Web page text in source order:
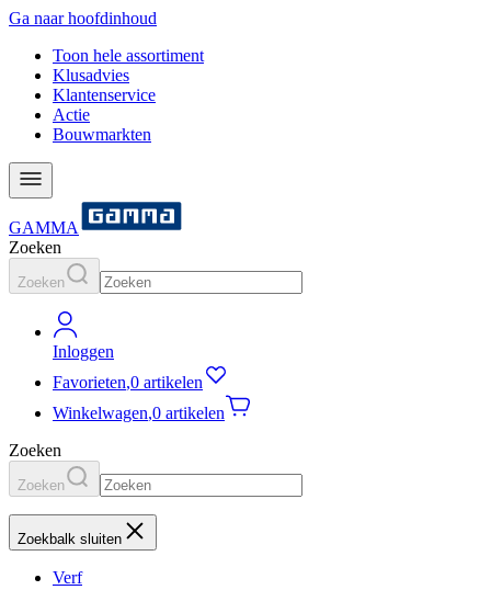
Ga naar hoofdinhoud
Toon hele assortiment
Klusadvies
Klantenservice
Actie
Bouwmarkten
GAMMA
Zoeken
Zoeken
Inloggen
Favorieten,0 artikelen
Winkelwagen,0 artikelen
Zoeken
Zoeken
Zoekbalk sluiten
Verf